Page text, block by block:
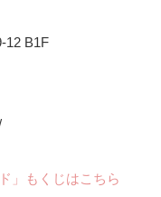
12 B1F
」もくじはこちら